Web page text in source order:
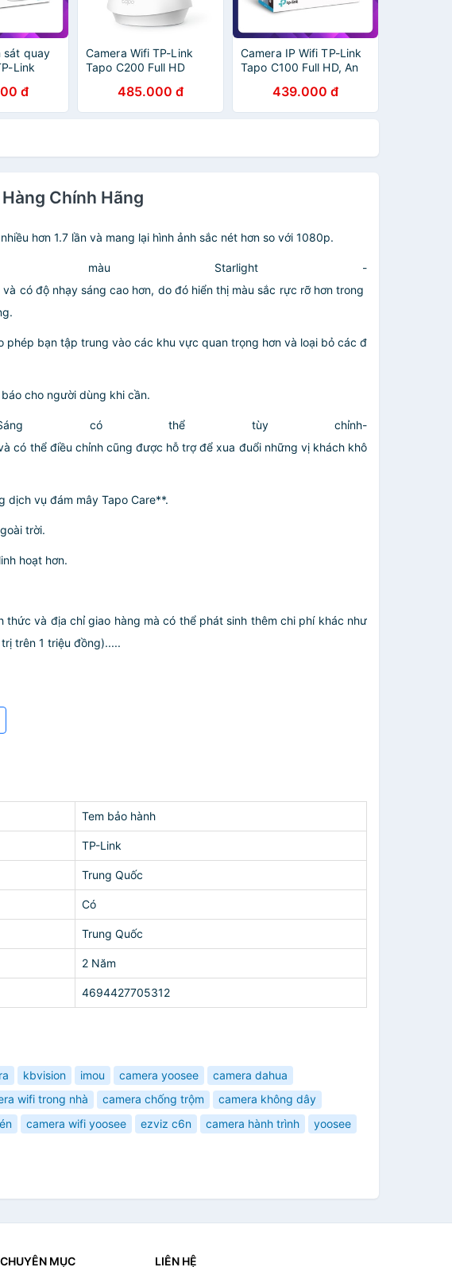
sát quay
Link
Việt Nam)
đ
Camera Wifi TP-Link
Tapo C200 Full HD
An Ninh Gia Đình Có Thể
Điều Chỉnh Hướng -
485.000 đ
Camera IP Wifi TP-Link
Tapo C100 Full HD, An
(Chính Hãng TP-Link
Việt Nam)
439.000 đ
Chính Hãng
hơn 1.7 lần và mang lại hình ảnh sắc nét hơn so với 1080p.
màu Starlight -
có độ nhạy sáng cao hơn, do đó hiển thị màu sắc rực rỡ hơn trong
phép bạn tập trung vào các khu vực quan trọng hơn và loại bỏ các đ
cho người dùng khi cần.
có thể tùy chỉnh-
có thể điều chỉnh cũng được hỗ trợ để xua đuổi những vị khách khô
dịch vụ đám mây Tapo Care**.
trời.
hoạt hơn.
thức và địa chỉ giao hàng mà có thể phát sinh thêm chi phí khác như
trên 1 triệu đồng).....
Tem bảo hành
TP-Link
Trung Quốc
Có
Trung Quốc
2 Năm
4694427705312
kbvision imou camera yoosee
camera dahua
wifi trong nhà camera chống trộm
camera không dây
camera wifi yoosee ezviz c6n camera hành trình
yoosee
CHUYÊN MỤC LIÊN HỆ